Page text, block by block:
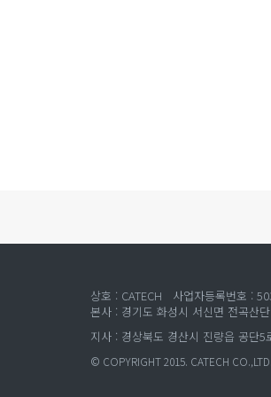
상호 : CATECH 사업자등록번호 :
본사 : 경기도 화성시 서신면 전곡
지사 : 경상북도 경산시 진량읍 공
© COPYRIGHT 2015. CATECH